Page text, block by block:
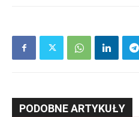
PODOBNE ARTYKUŁY